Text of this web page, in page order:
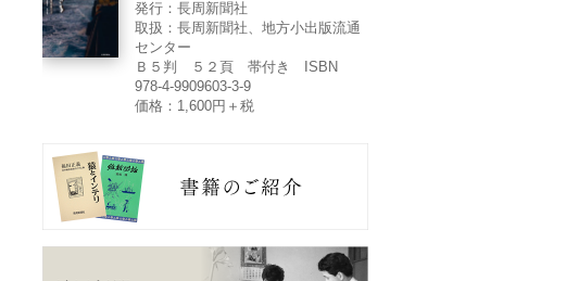
発行：長周新聞社
取扱：長周新聞社、地方小出版流通
センター
Ｂ５判 ５２頁 帯付き ISBN
978-4-9909603-3-9
価格：1,600円＋税